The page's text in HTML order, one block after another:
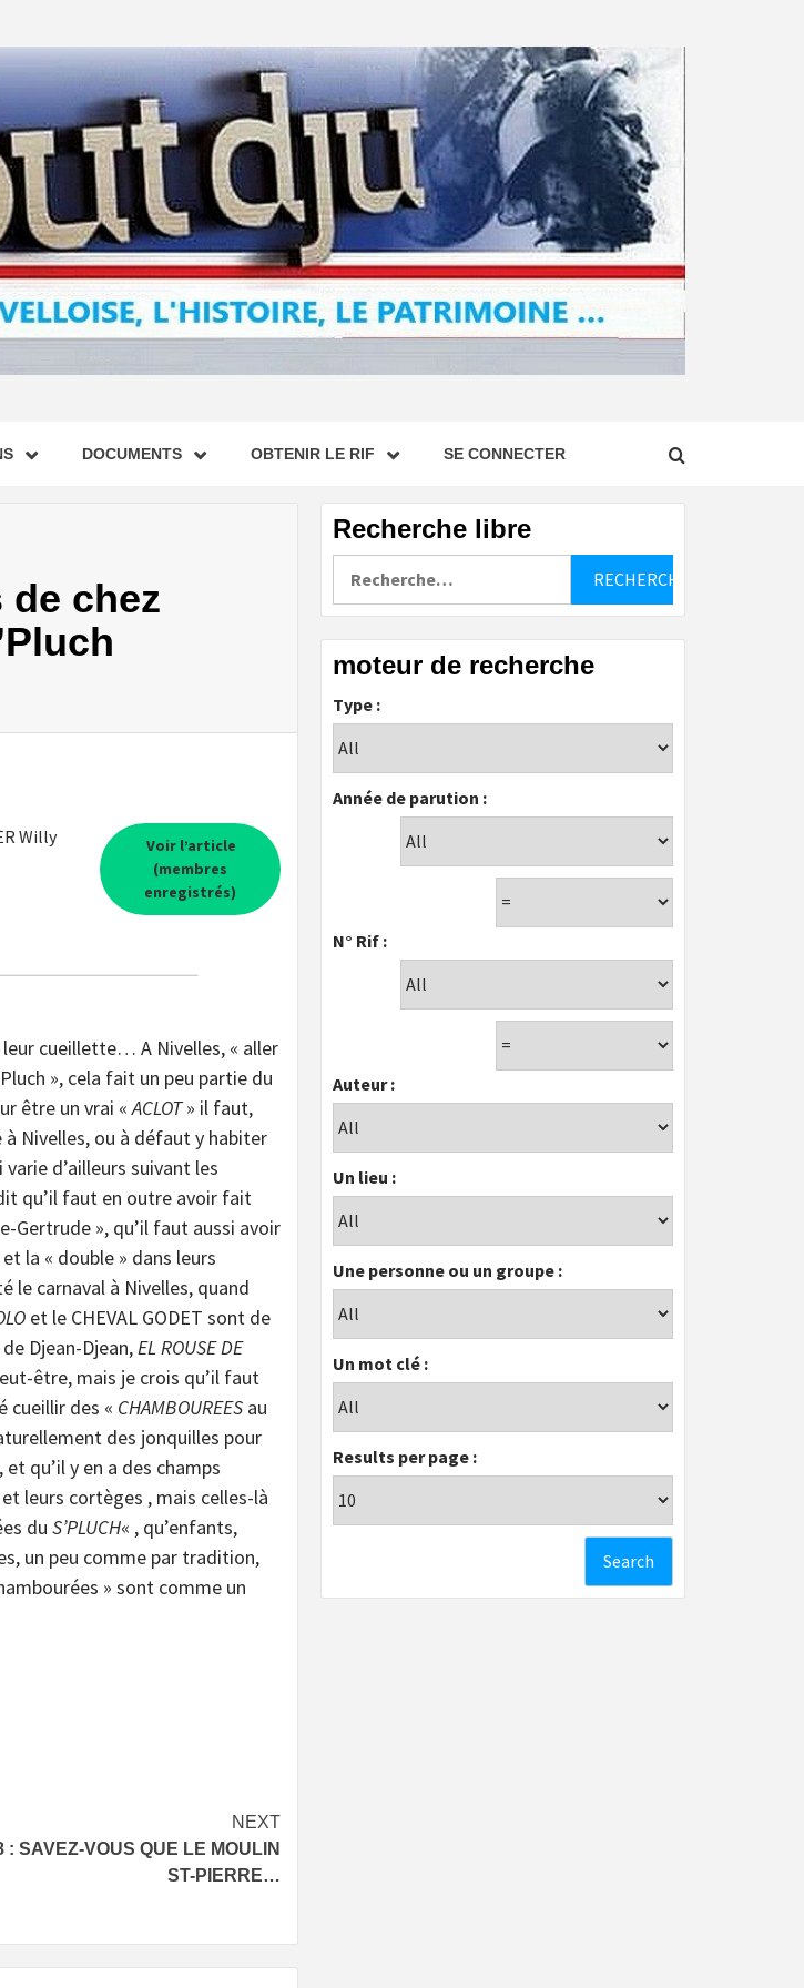
DOCUMENTS OBTENIR LE RIF SE CONNECTER
de chez
Willy
Voir l’article
(membres
enregistrés)
cueillette… A Nivelles, « aller
», cela fait un peu partie du
être un vrai «ACLOT» il faut,
Nivelles, ou à défaut y habiter
d’ailleurs suivant les
qu’il faut en outre avoir fait
Gertrude », qu’il faut aussi avoir
la « double » dans leurs
le carnaval à Nivelles, quand
et le CHEVAL GODET sont de
Djean-Djean, EL ROUSE DE
être, mais je crois qu’il faut
cueillir des « CHAMBOUREES au
des jonquilles pour
qu’il y en a des champs
leurs cortèges , mais celles-là
du S’PLUCH« , qu’enfants,
un peu comme par tradition,
» sont comme un
NEXT
: SAVEZ-VOUS QUE LE MOULIN
ST-PIERRE…
Recherche libre
moteur de recherche
Type :
Année de parution :
N° Rif :
Auteur :
Un lieu :
Une personne ou un groupe :
Un mot clé :
Results per page :